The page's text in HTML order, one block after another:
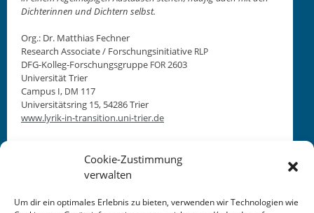
Cookie-Zustimmung
verwalten
Um dir ein optimales Erlebnis zu bieten, verwenden wir Technologien wie
Dich­terin­nen und Dichtern selb­st.
Org.: Dr. Matthias Fech­n­er
Research Asso­ciate / Forschungsini­tia­tive RLP
DFG-Kol­leg-Forschungs­gruppe FOR 2603
Uni­ver­sität Tri­er
Cam­pus I, DM 117
Uni­ver­sität­sring 15, 54286 Tri­er
www.lyrik-in-transition.uni-trier.de